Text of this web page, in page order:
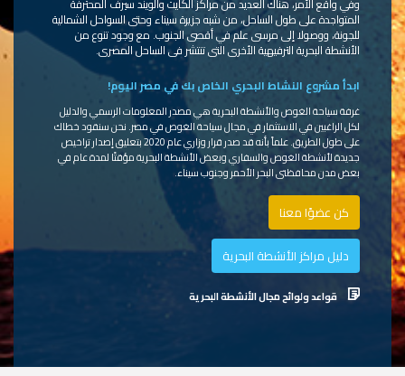
المتواجدة على طول الساحل، من شبه جزيرة سيناء وحتى السواحل الشمالية
للجونة، ووصولا إلى مرسى علم في أقصى الجنوب. مع وجود تنوع من
الأنشطة البحرية الترفيهية الأخرى التي تنتشر في الساحل المصري.
ابدأ مشروع النشاط البحري الخاص بك في مصر اليوم!
غرفة سياحة الغوص والأنشطة البحرية هي مصدر المعلومات الرسمي والدليل
لكل الراغبين في الاستثمار في مجال سياحة الغوص في مصر. نحن سنقود خطاك
على طول الطريق. علماً بأنه قد صدر قرار وزاري عام 2020 بتعليق إصدار تراخيص
جديدة لأنشطة الغوص والسفاري وبعض الأنشطة البحرية مؤقتًا لمدة عام في
بعض مدن محافظتي البحر الأحمر وجنوب سيناء.
كن عضوًا معنا
دليل مراكز الأنشطة البحرية
قواعد ولوائح مجال الأنشطة البحرية